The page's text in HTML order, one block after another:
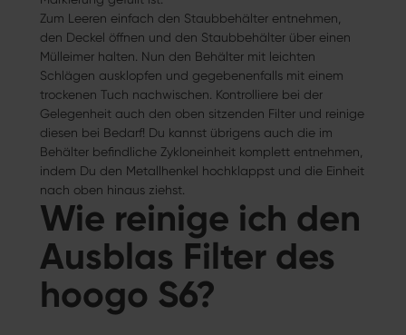
Zum Leeren einfach den Staubbehälter entnehmen,
den Deckel öffnen und den Staubbehälter über einen
Mülleimer halten. Nun den Behälter mit leichten
Schlägen ausklopfen und gegebenenfalls mit einem
trockenen Tuch nachwischen. Kontrolliere bei der
Gelegenheit auch den oben sitzenden Filter und reinige
diesen bei Bedarf! Du kannst übrigens auch die im
Behälter befindliche Zykloneinheit komplett entnehmen,
indem Du den Metallhenkel hochklappst und die Einheit
nach oben hinaus ziehst.
Wie reinige ich den
Ausblas Filter des
hoogo S6?